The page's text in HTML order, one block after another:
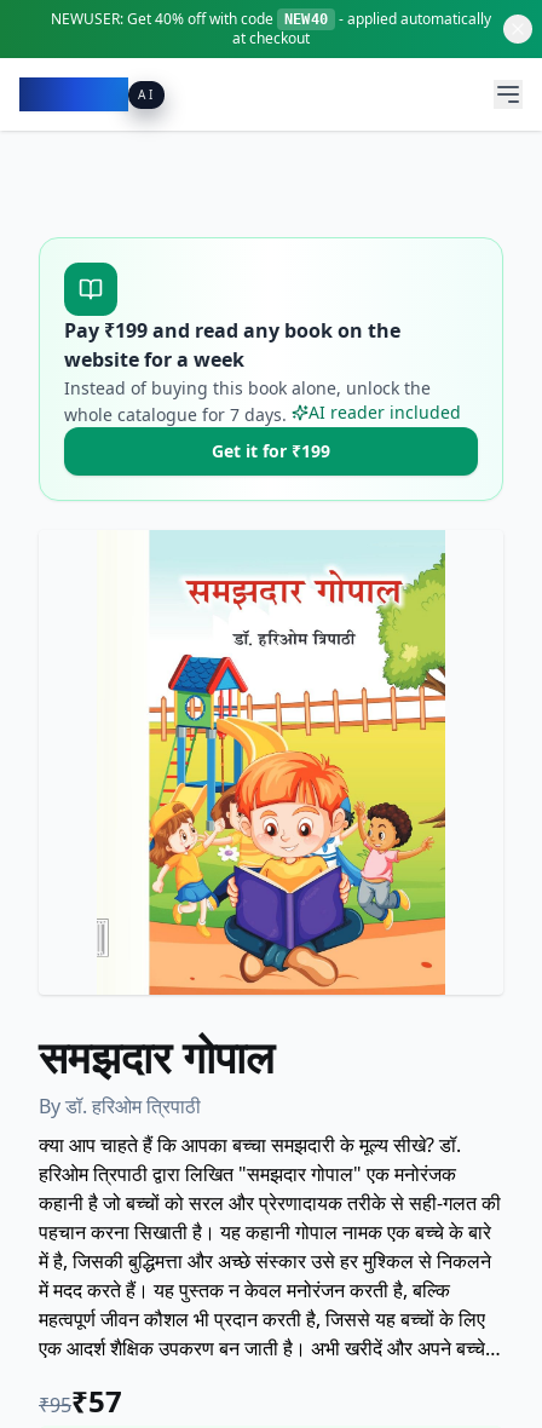
NEWUSER:Get40% offwith code NEW40
- applied automatically
at checkout
AI
Pay ₹199and read any book on the
website for a week
Instead of buying this book alone, unlock the
whole catalogue for 7 days.
AI reader included
Get it for ₹199
समझदार गोपाल
Byडॉ. हरिओम त्रिपाठी
क्या आप चाहते हैं कि आपका बच्चा समझदारी के मूल्य सीखे? डॉ.
हरिओम त्रिपाठी द्वारा लिखित "समझदार गोपाल" एक मनोरंजक
कहानी है जो बच्चों को सरल और प्रेरणादायक तरीके से सही-गलत की
पहचान करना सिखाती है। यह कहानी गोपाल नामक एक बच्चे के बारे
में है, जिसकी बुद्धिमत्ता और अच्छे संस्कार उसे हर मुश्किल से निकलने
में मदद करते हैं। यह पुस्तक न केवल मनोरंजन करती है, बल्कि
महत्वपूर्ण जीवन कौशल भी प्रदान करती है, जिससे यह बच्चों के लिए
एक आदर्श शैक्षिक उपकरण बन जाती है। अभी खरीदें और अपने बच्चे
#नैतिकशिक्षा #डॉहरिओमत्रिपाठी #समझदारी #नईपुस्तक
₹95₹57